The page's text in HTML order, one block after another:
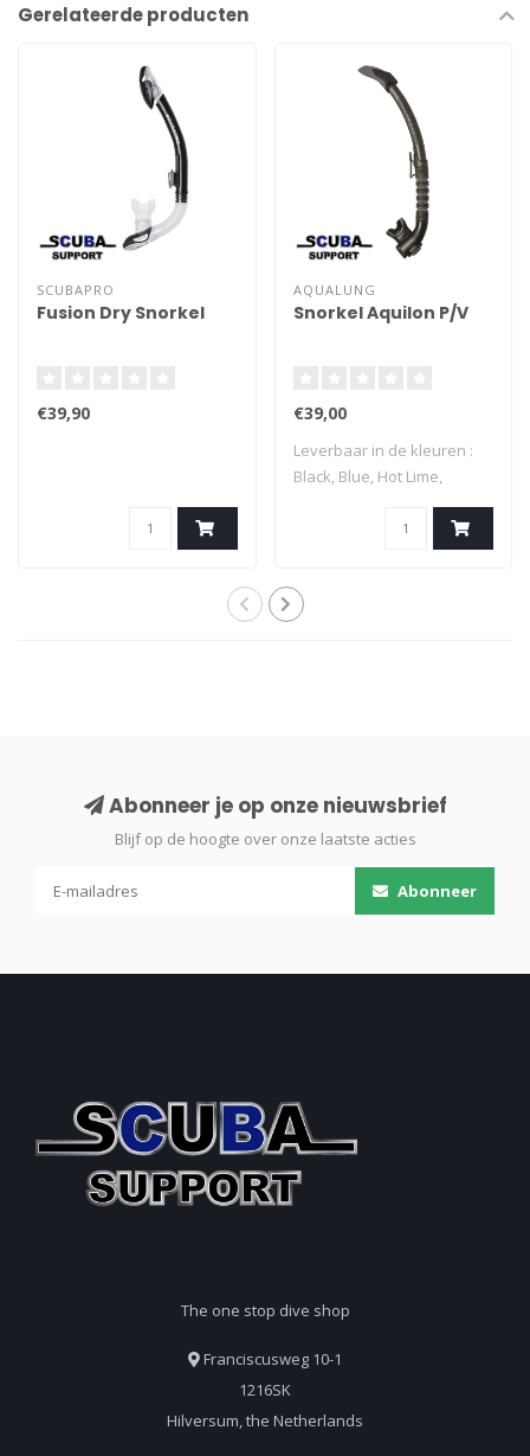
Gerelateerde producten
SCUBAPRO
Fusion Dry Snorkel
€39,90
AQUALUNG
Snorkel Aquilon P/V
€39,00
Leverbaar in de kleuren :
Black, Blue, Hot Lime,
Abonneer je op onze nieuwsbrief
Blijf op de hoogte over onze laatste acties
Abonneer
The one stop dive shop
Franciscusweg 10-1
1216SK
Hilversum, the Netherlands